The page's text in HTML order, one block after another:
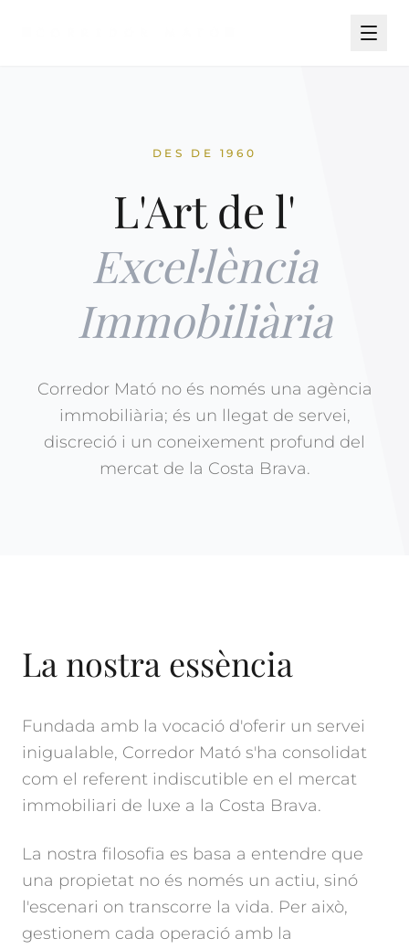
DES DE 1960
L'Art de l'
Excel·lència
Immobiliària
Corredor Mató no és només una agència
immobiliària; és un llegat de servei,
discreció i un coneixement profund del
mercat de la Costa Brava.
La nostra essència
Fundada amb la vocació d'oferir un servei
inigualable, Corredor Mató s'ha consolidat
com el referent indiscutible en el mercat
immobiliari de luxe a la Costa Brava.
La nostra filosofia es basa a entendre que
una propietat no és només un actiu, sinó
l'escenari on transcorre la vida. Per això,
gestionem cada operació amb la